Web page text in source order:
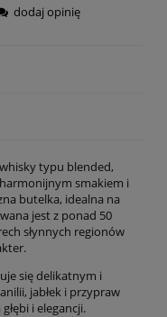
dodaj opinię
typu blended,
smakiem i
butelka, idealna na
jest z ponad 50
słynnych regionów
się delikatnym i
jabłek i przypraw
i elegancji.